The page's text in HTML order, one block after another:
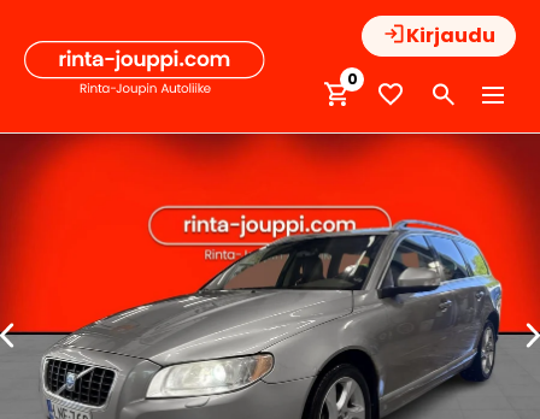
sisältöön
Kirjaudu
0